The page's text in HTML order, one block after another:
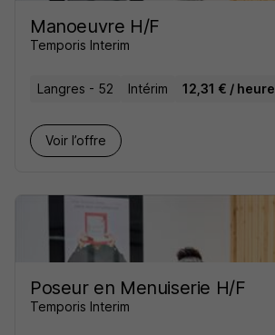
Manoeuvre H/F
Temporis Interim
Langres - 52 Intérim 12,31 € / heure
Voir l’offre
Poseur en Menuiserie H/F
Temporis Interim